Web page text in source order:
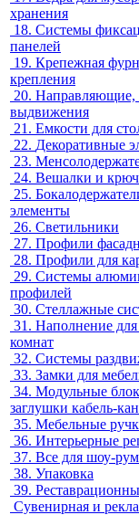
хранения
18. Системы
панелей
19. Крепежная
крепления
20. Направляющие,
выдвижения
21. Емкости для
22. Декоративные
23.
24. Вешалки и
25.
элементы
26. Светильники
27. Профили
28. Профили для
29. Системы
профилей
30. Стеллажные
31. Наполнение
комнат
32. Системы
33. Замки для
34. Модульные
заглушки кабель-
35. Мебельные
36. Интерьерные
37. Все для шоу-
38. Упаковка
39.
Сувенирная и